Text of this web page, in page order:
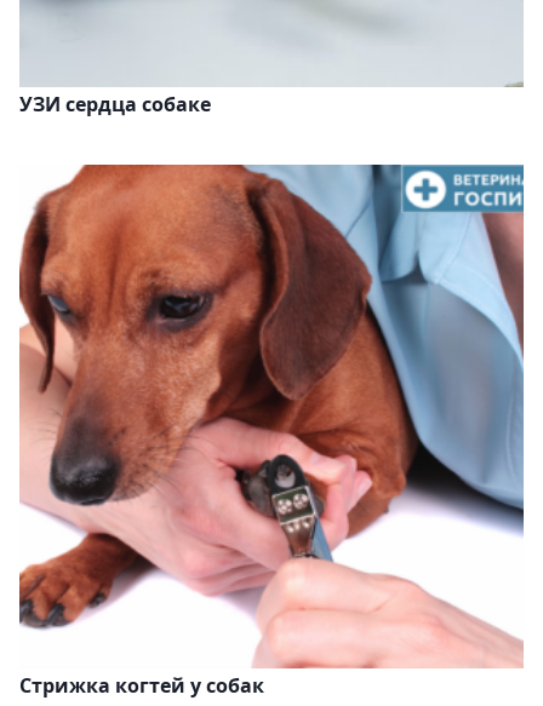
УЗИ сердца собаке
Стрижка когтей у собак